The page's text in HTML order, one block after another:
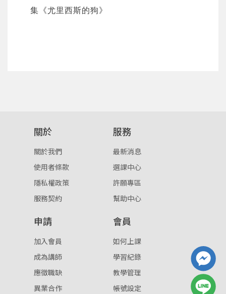
註冊
按下註冊即代表你同意我們的使用者條款
。
集 《尤里西斯的狗》
關於
關於我們
使用者條款
隱私權政策
服務契約
服務
最新消息
選課中心
許願專區
幫助中心
申請
加入會員
成為講師
應徵職缺
異業合作
會員
如何上課
學習紀錄
教學管理
帳號設定